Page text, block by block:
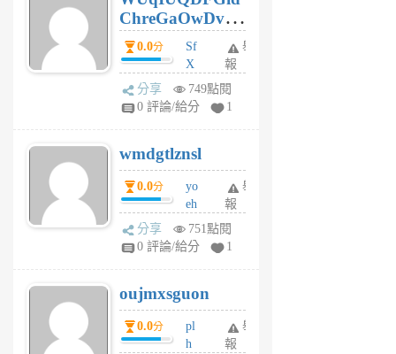
月
前
ChreGaOwDv
dY0.0分
Sf
X
Pe
Jc
R
P
m
v
A
V
個
月
前
舉
報
分享
749點閱
0 評論/給分
1
wmdgtlznsl
0.0分
yo
eh
ld
gy
個
月
前
舉
報
分享
751點閱
0 評論/給分
1
oujmxsguon
0.0分
pl
h
舉
報